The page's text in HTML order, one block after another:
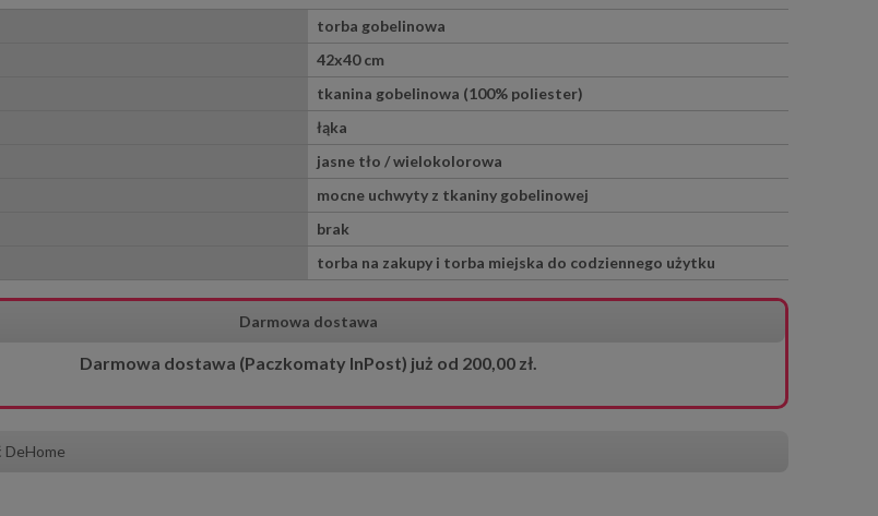
torba gobelinowa
42x40 cm
tkanina gobelinowa (100% poliester)
łąka
jasne tło / wielokolorowa
mocne uchwyty z tkaniny gobelinowej
brak
torba na zakupy i torba miejska do codziennego użytku
Darmowa dostawa
Darmowa dostawa (Paczkomaty InPost) już od 200,00 zł.
DeHome